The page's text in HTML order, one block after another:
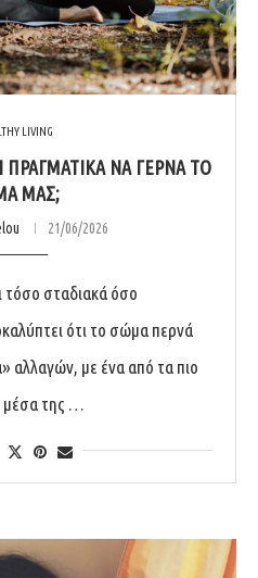
LIVING
ΠΡΑΓΜΑΤΙΚΆ ΝΑ ΓΕΡΝΆ ΤΟ
ΜΑΣ;
21/06/2026
τόσο σταδιακά όσο
ότι το σώμα περνά
αλλαγών, με ένα από τα πιο
μέσα της …